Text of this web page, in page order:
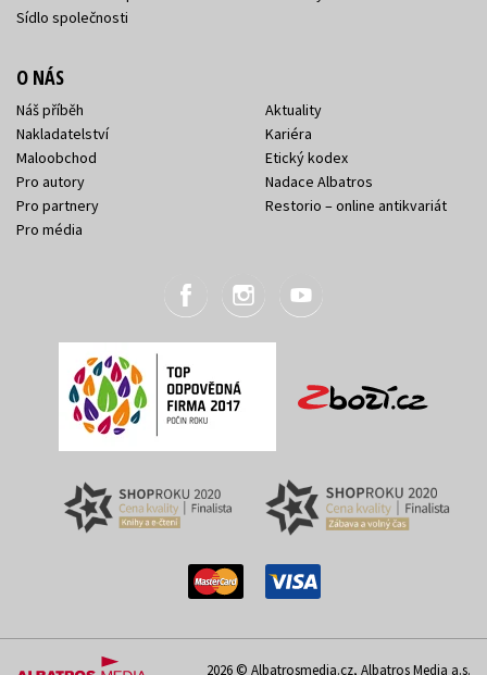
Sídlo společnosti
O NÁS
Náš příběh
Nakladatelství
Maloobchod
Pro autory
Pro partnery
Pro média
Aktuality
Kariéra
Etický kodex
Nadace Albatros
Restorio – online antikvariát
2026 © Albatrosmedia.cz, Albatros Media a.s.